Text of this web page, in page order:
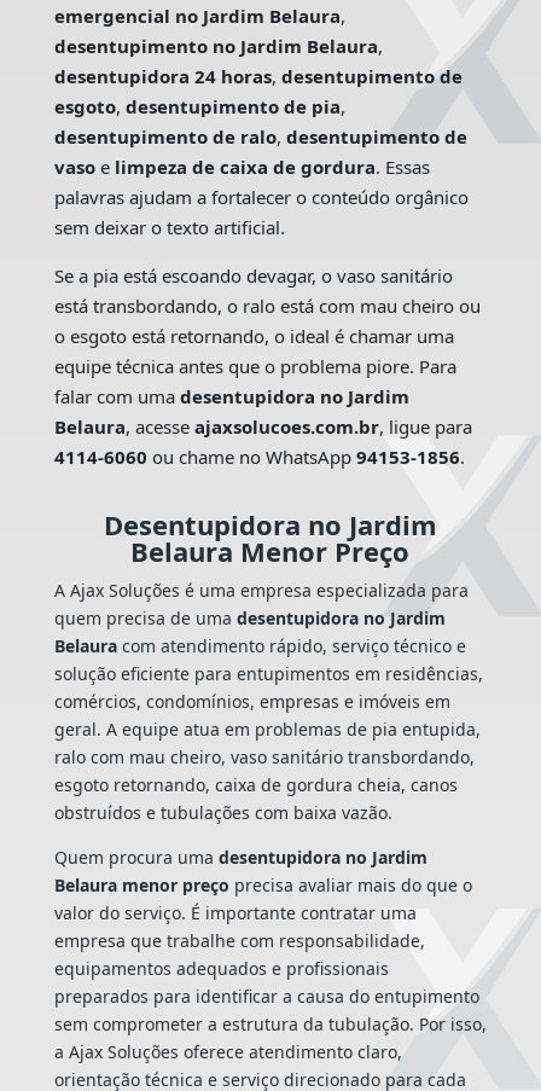
emergencial no Jardim Belaura,
desentupimento no Jardim Belaura,
desentupidora 24 horas, desentupimento de
esgoto, desentupimento de pia,
desentupimento de ralo, desentupimento de
vasoe limpeza de caixa de gordura. Essas
palavras ajudam a fortalecer o conteúdo orgânico
sem deixar o texto artificial.
Se a pia está escoando devagar, o vaso sanitário
está transbordando, o ralo está com mau cheiro ou
o esgoto está retornando, o ideal é chamar uma
equipe técnica antes que o problema piore. Para
falar com uma desentupidora no Jardim
Belaura, acesse ajaxsolucoes.com.br, ligue para
4114-6060 ou chame no WhatsApp 94153-1856.
Desentupidora no Jardim
Belaura Menor Preço
A Ajax Soluções é uma empresa especializada para
quem precisa de uma desentupidora no Jardim
Belauracom atendimento rápido, serviço técnico e
solução eficiente para entupimentos em residências,
comércios, condomínios, empresas e imóveis em
geral. A equipe atua em problemas de pia entupida,
ralo com mau cheiro, vaso sanitário transbordando,
esgoto retornando, caixa de gordura cheia, canos
obstruídos e tubulações com baixa vazão.
Quem procura uma desentupidora no Jardim
Belaura menor preço precisa avaliar mais do que o
valor do serviço. É importante contratar uma
empresa que trabalhe com responsabilidade,
equipamentos adequados e profissionais
preparados para identificar a causa do entupimento
sem comprometer a estrutura da tubulação. Por isso,
a Ajax Soluções oferece atendimento claro,
orientação técnica e serviço direcionado para cada